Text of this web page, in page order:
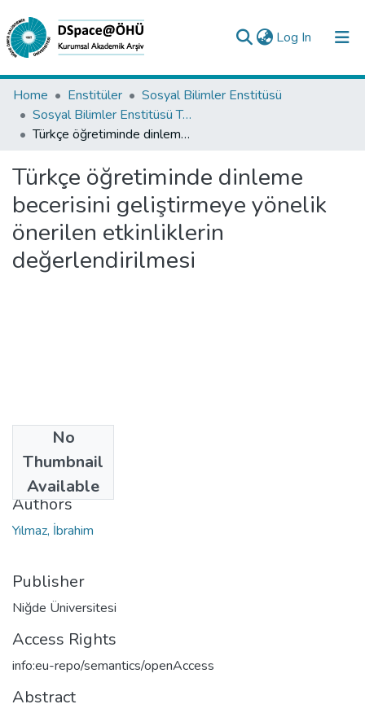
Log In (current)
Collections
All of DSpace
Analyze
Request/Question
Home Enstitüler
Sosyal Bilimler Enstitüsü
Sosyal Bilimler Enstitüsü Tez Koleksiyonu
Türkçe öğretiminde dinleme becerisini geliştirmeye yönelik önerilen etkinliklerin değerlendirilmesi
Türkçe öğretiminde dinleme
becerisini geliştirmeye yönelik
önerilen etkinliklerin
değerlendirilmesi
No
Thumbnail
Available
2007
Authors
Yılmaz, İbrahim
Publisher
Niğde Üniversitesi
Access Rights
info:eu-repo/semantics/openAccess
Abstract